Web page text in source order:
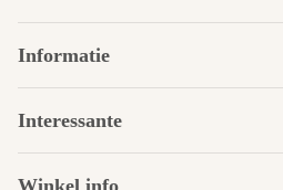
Informatie
Interessante